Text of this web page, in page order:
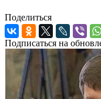
Поделиться
Подписаться на